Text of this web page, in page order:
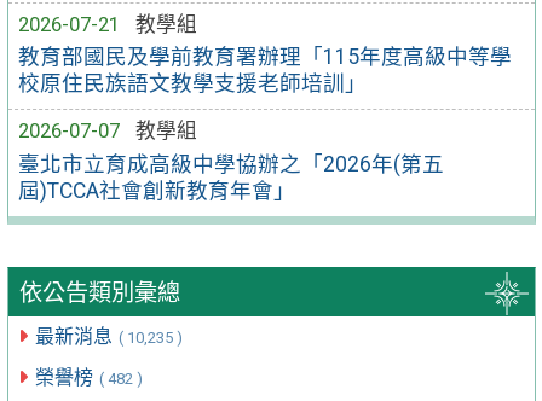
2026-07-21
教學組
教育部國民及學前教育署辦理「115年度高級中等學
校原住民族語文教學支援老師培訓」
2026-07-07
教學組
臺北市立育成高級中學協辦之「2026年(第五
屆)TCCA社會創新教育年會」
依公告類別彙總
最新消息 ( 10,235 )
榮譽榜 ( 482 )